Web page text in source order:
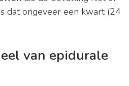
dat ongeveer een kwart (24
van epidurale